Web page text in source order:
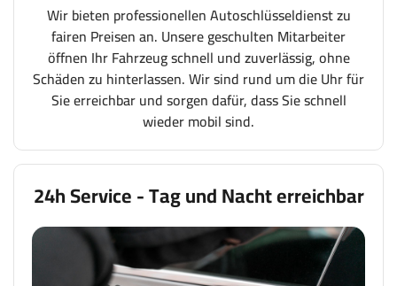
Wir bieten professionellen Autoschlüsseldienst zu
fairen Preisen an. Unsere geschulten Mitarbeiter
öffnen Ihr Fahrzeug schnell und zuverlässig, ohne
Schäden zu hinterlassen. Wir sind rund um die Uhr für
Sie erreichbar und sorgen dafür, dass Sie schnell
wieder mobil sind.
24h Service - Tag und Nacht erreichbar